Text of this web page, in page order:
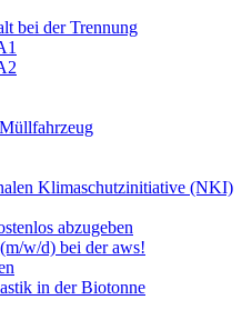
bei der Trennung
Klimaschutzinitiative (NKI)
abzugeben
w/d) bei der aws!
in der Biotonne